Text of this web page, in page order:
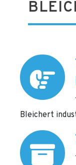
Bleichert